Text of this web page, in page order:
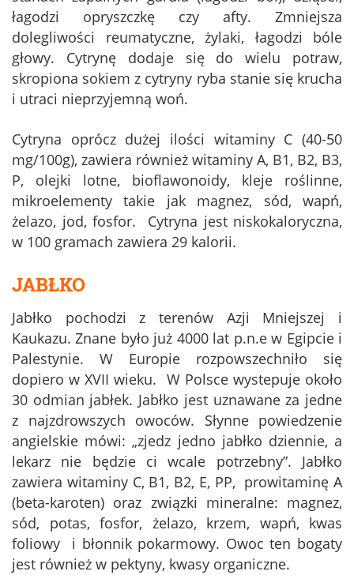
łagodzi opryszczkę czy afty. Zmniejsza
dolegliwości reumatyczne, żylaki, łagodzi bóle
głowy. Cytrynę dodaje się do wielu potraw,
skropiona sokiem z cytryny ryba stanie się krucha
i utraci nieprzyjemną woń.
Cytryna oprócz dużej ilości witaminy C (40-50
mg/100g), zawiera również witaminy A, B1, B2, B3,
P, olejki lotne, bioflawonoidy, kleje roślinne,
mikroelementy takie jak magnez, sód, wapń,
żelazo, jod, fosfor. Cytryna jest niskokaloryczna,
w 100 gramach zawiera 29 kalorii.
JABŁKO
Jabłko pochodzi z terenów Azji Mniejszej i
Kaukazu. Znane było już 4000 lat p.n.e w Egipcie i
Palestynie. W Europie rozpowszechniło się
dopiero w XVII wieku. W Polsce wystepuje około
30 odmian jabłek. Jabłko jest uznawane za jedne
z najzdrowszych owoców. Słynne powiedzenie
angielskie mówi: „zjedz jedno jabłko dziennie, a
lekarz nie będzie ci wcale potrzebny”. Jabłko
zawiera witaminy C, B1, B2, E, PP, prowitaminę A
(beta-karoten) oraz związki mineralne: magnez,
sód, potas, fosfor, żelazo, krzem, wapń, kwas
foliowy i błonnik pokarmowy. Owoc ten bogaty
jest również w pektyny, kwasy organiczne.